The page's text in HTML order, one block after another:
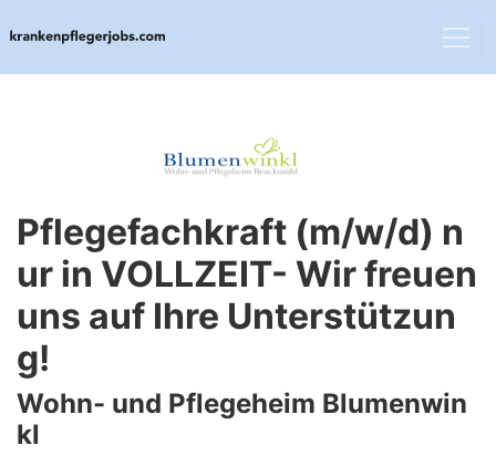
Pflegefachkraft (m/w/d) n
ur in VOLLZEIT- Wir freuen
uns auf Ihre Unterstützun
g!
Wohn- und Pflegeheim Blumenwin
kl